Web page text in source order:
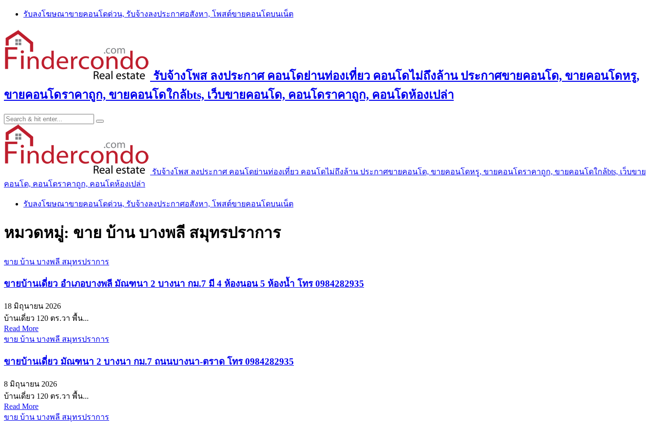
Skip
content
รับลงโฆษณาขายคอนโดด่วน, รับจ้างลงประกาศอสังหา, โพสต์ขายคอนโดบนเน็ต
รับจ้างโพส ลงประกาศ คอนโดย่านท่องเที่ยว คอนโดไม่ถึงล้าน ประกาศขายคอนโด, ขายคอนโดหรู,
ขายคอนโดราคาถูก, ขายคอนโดใกล้bts, เว็บขายคอนโด, คอนโดราคาถูก, คอนโดห้องเปล่า
รับจ้างโพส ลงประกาศ คอนโดย่านท่องเที่ยว คอนโดไม่ถึงล้าน ประกาศขายคอนโด, ขายคอนโดหรู, ขายคอนโดราคาถูก, ขายคอนโดใกล้bts, เว็บขาย
คอนโด, คอนโดราคาถูก, คอนโดห้องเปล่า
รับลงโฆษณาขายคอนโดด่วน, รับจ้างลงประกาศอสังหา, โพสต์ขายคอนโดบนเน็ต
หมวดหมู่: ขาย บ้าน บางพลี สมุทรปราการ
ขาย บ้าน บางพลี สมุทรปราการ
ขายบ้านเดี่ยว อำเภอบางพลี มัณฑนา 2 บางนา กม.7 มี 4 ห้องนอน 5 ห้องน้ำ โทร 0984282935
18 มิถุนายน 2026
บ้านเดี่ยว 120 ตร.วา พื้น...
Read More
ขาย บ้าน บางพลี สมุทรปราการ
ขายบ้านเดี่ยว มัณฑนา 2 บางนา กม.7 ถนนบางนา-ตราด โทร 0984282935
8 มิถุนายน 2026
บ้านเดี่ยว 120 ตร.วา พื้น...
Read More
ขาย บ้าน บางพลี สมุทรปราการ